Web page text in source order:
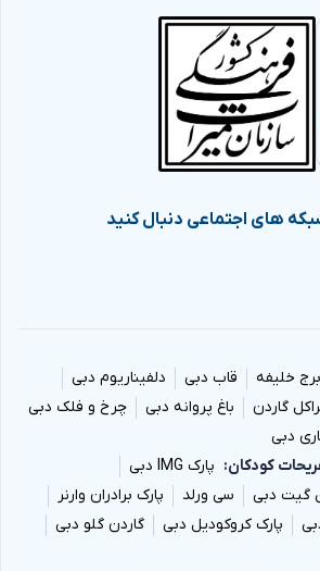
های اجتماعی دنبال کنید
برج خلیفه قاب دبی
دلفیناریوم دبی
گاردن باغ پروانه دبی
چرخ و فلک دبی
دبی
کودکان
پارک IMG دبی
گیت دبی سی ورلد
پارک برادران وارنر
پارک کروکودیل دبی
گاردن گلو دبی